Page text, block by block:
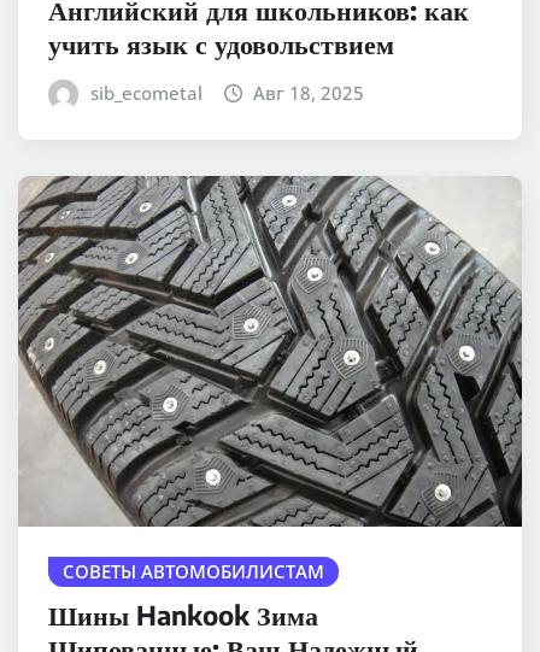
Английский для школьников: как
учить язык с удовольствием
sib_ecometal Авг 18, 2025
СОВЕТЫ АВТОМОБИЛИСТАМ
Шины Hankook Зима